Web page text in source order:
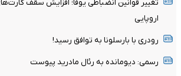
تغییر قوانین انضباطی یوفا؛ افزایش سقف
اروپایی
رودری با بارسلونا به توافق رسید!
رسمی: دیومانده به رئال مادرید پیوست